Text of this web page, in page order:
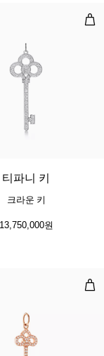
던트, 18K 화이트
2 소재
크
티파니 키
크라운 키
13,750,000원
즈 골드 소재에 파
플